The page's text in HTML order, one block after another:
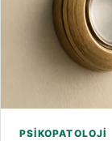
PSIKOPATOLOJI